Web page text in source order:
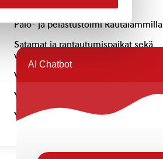
Palo- ja pelastustoimi Rautalammilla
Satamat ja rantautumispaikat sekä
venepaikat
Vesi- ja viemärilaitos
Ympäristönsuojelu
Ympäristöterveyspalvelut